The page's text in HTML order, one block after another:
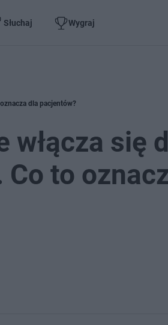
Słuchaj Wygraj
dla pacjentów?
włącza się
to